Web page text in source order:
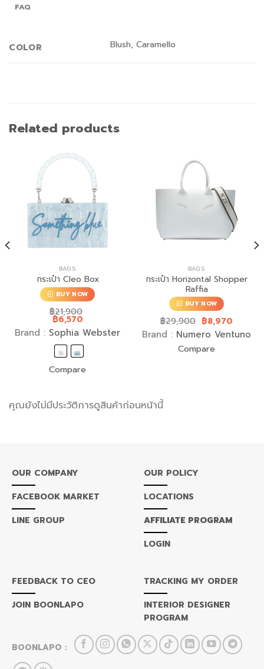
FAQ
COLOR Blush, Caramello
Related products
BAGS
กระเป๋า Cleo Box
BUY NOW
฿21,900
฿6,570
Brand : Sophia Webster
Compare
BAGS
กระเป๋า Horizontal Shopper
Raffia
BUY NOW
฿29,900 ฿8,970
Brand : Numero Ventuno
Compare
คุณยังไม่มีประวัติการดูสินค้าก่อนหน้านี้
OUR COMPANY
FACEBOOK MARKET
LINE GROUP
OUR POLICY
LOCATIONS
AFFILIATE PROGRAM
LOGIN
FEEDBACK TO CEO
JOIN BOONLAPO
TRACKING MY ORDER
INTERIOR DESIGNER
PROGRAM
BOONLAPO :